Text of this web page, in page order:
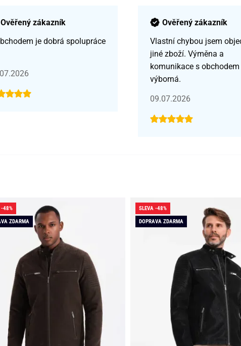
Ověřený zákazník
je dobrá spolupráce
Ověřený zákazník
Vlastní chybou jsem
jiné zboží. Výměna a
komunikace s obchodem
výborná.
09.07.2026
-48%
ZDARMA
SLEVA -48%
DOPRAVA ZDARMA